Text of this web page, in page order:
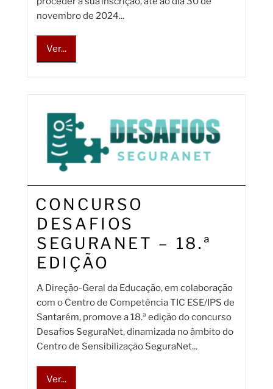
novembro de 2024...
Ver...
CONCURSO
DESAFIOS
SEGURANET – 18.ª
EDIÇÃO
A Direção-Geral da Educação, em colaboração
com o Centro de Competência TIC ESE/IPS de
Santarém, promove a 18.ª edição do concurso
Desafios SeguraNet, dinamizada no âmbito do
Centro de Sensibilização SeguraNet...
Ver...